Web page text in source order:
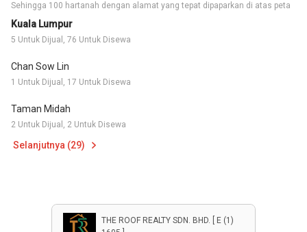
Kuala Lumpur
5 Untuk Dijual, 76 Untuk Disewa
Chan Sow Lin
1 Untuk Dijual, 17 Untuk Disewa
Taman Midah
2 Untuk Dijual, 2 Untuk Disewa
Selanjutnya (29)
Sehingga 100 hartanah dengan alamat yang tepat dipaparkan di atas peta
THE ROOF REALTY SDN. BHD. [ E (1)